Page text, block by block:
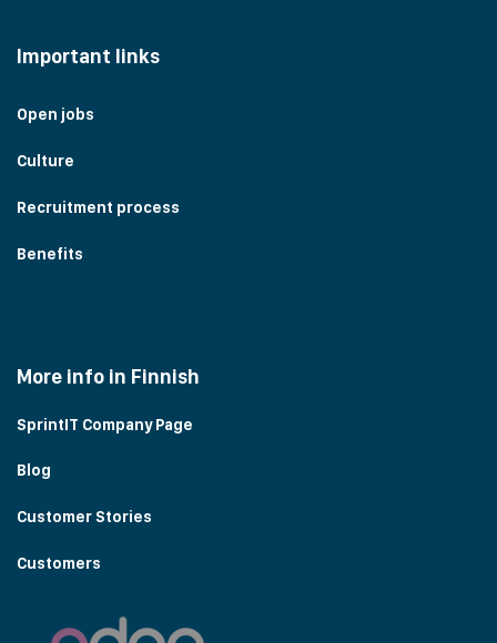
Important links
Open jobs
Culture
Recruitment process
Benefits
More info in Finnish
SprintIT Company Page
Blog
Customer Stories
Customers